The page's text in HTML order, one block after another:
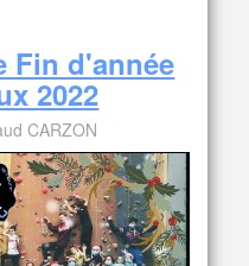
Fin d'année
2022
CARZON